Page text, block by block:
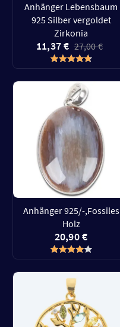
Anhänger Lebensbaum
925 Silber vergoldet
Zirkonia
11,37 € 27,00 €
Anhänger 925/-,Fossiles
Holz
20,90 €